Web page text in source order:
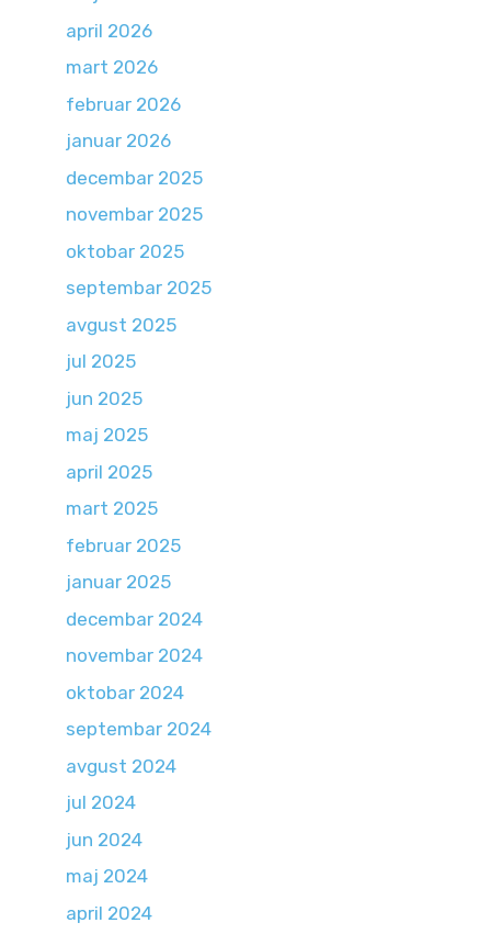
april 2026
mart 2026
februar 2026
januar 2026
decembar 2025
novembar 2025
oktobar 2025
septembar 2025
avgust 2025
jul 2025
jun 2025
maj 2025
april 2025
mart 2025
februar 2025
januar 2025
decembar 2024
novembar 2024
oktobar 2024
septembar 2024
avgust 2024
jul 2024
jun 2024
maj 2024
april 2024